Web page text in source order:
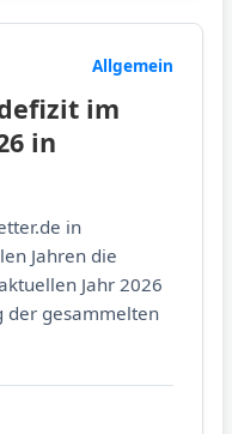
Allgemein
im
in
in
Jahren die
Jahr 2026
der gesammelten